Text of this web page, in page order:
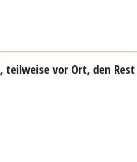
, teilweise vor Ort, den